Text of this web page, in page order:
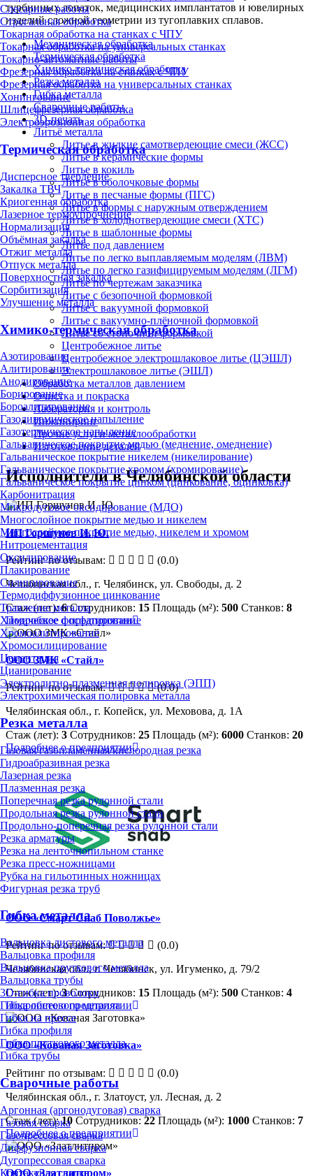
Слесарные работы
Строгальная обработка
Токарная обработка на станках с ЧПУ
Токарная обработка на универсальных станках
Токарно-автоматные работы
Фрезерная обработка на станках с ЧПУ
Фрезерная обработка на универсальных станках
Хонингование
Шлицефрезерная обработка
Электроэрозионная обработка
Термическая обработка
Дисперсное твердение
Закалка ТВЧ
Криогенная обработка
Лазерное термоупрочнение
Нормализация
Объёмная закалка
Отжиг металла
Отпуск металла
Поверхностная закалка
Сорбитизация
Улучшение металла
Химико-термическая обработка
Азотирование
Алитирование
Анодирование
Борирование
Бороалитирование
Газодинамическое напыление
Газотермическое напыление
Гальваническое покрытие медью (меднение, омеднение)
Гальваническое покрытие никелем (никелирование)
Гальваническое покрытие хромом (хромирование)
Гальваническое покрытие цинком (цинкование, оцинковка)
Карбонитрация
Микродуговое оксидирование (МДО)
Многослойное покрытие медью и никелем
Многослойное покрытие медью, никелем и хромом
Нитроцементация
Оксидирование
Плакирование
Силицирование
Термодиффузионное цинкование
Травление металла
Химическое фосфатирование
Хромоалитирование
Хромосилицирование
Цементация
Цианирование
Электролитно-плазменная полировка (ЭПП)
Электрохимическая полировка металла
Резка металла
Газовая/газопламенная/кислородная резка
Гидроабразивная резка
Лазерная резка
Плазменная резка
Поперечная резка рулонной стали
Продольная резка рулонной стали
Продольно-поперечная резка рулонной стали
Резка арматуры
Резка на ленточнопильном станке
Резка пресс-ножницами
Рубка на гильотинных ножницах
Фигурная резка труб
Гибка металла
Вальцовка листового металла
Вальцовка профиля
Вальцовка пруткового металла
Вальцовка трубы
3D-гибка проволоки
Гибка листового металла
Гибка на прессе
Гибка профиля
Гибка пруткового металла
Гибка трубы
Сварочные работы
Аргонная (аргонодуговая) сварка
Газовая сварка
Газопрессовая сварка
Диффузионная сварка
Дугопрессовая сварка
Контактная сварка
турбинных лопаток, медицинских имплантатов и ювелирных
изделий сложной геометрии из тугоплавких сплавов.
Механическая обработка
Термическая обработка
Химико-термическая обработка
Резка металла
Гибка металла
Сварочные работы
3D-печать
Литьё металла
Литье в жидкие самотвердеющие смеси (ЖСС)
Литье в керамические формы
Литье в кокиль
Литье в оболочковые формы
Литье в песчаные формы (ПГС)
Литье в формы с наружным отверждением
Литье в холоднотвердеющие смеси (ХТС)
Литье в шаблонные формы
Литье под давлением
Литье по легко выплавляемым моделям (ЛВМ)
Литье по легко газифицируемым моделям (ЛГМ)
Литье по чертежам заказчика
Литье с безопочной формовкой
Литье с вакуумной формовкой
Литье с вакуумно-плёночной формовкой
Литье со стопочной формовкой
Центробежное литье
Центробежное электрошлаковое литье (ЦЭШЛ)
Электрошлаковое литье (ЭШЛ)
Обработка металлов давлением
Очистка и покраска
Лаборатория и контроль
Инжиниринг
Прочие услуги металлообработки
Изготовление деталей
Исполнители в Челябинской области
ИП Горшунов И. Ю.
Рейтинг по отзывам:
(0.0)
Челябинская обл., г. Челябинск, ул. Свободы, д. 2
Стаж (лет):6 Сотрудников: 15 Площадь (м²): 500 Станков: 8
Подробнее о предприятии
ООО ЗМК «Стайл»
Рейтинг по отзывам:
(0.0)
Челябинская обл., г. Копейск, ул. Меховова, д. 1А
Стаж (лет): 3 Сотрудников: 25 Площадь (м²): 6000 Станков: 20
Подробнее о предприятии
ООО «Смарт Снаб Поволжье»
Рейтинг по отзывам:
(0.0)
Челябинская обл., г. Челябинск, ул. Игуменко, д. 79/2
Стаж (лет):3 Сотрудников: 15 Площадь (м²): 500 Станков: 4
Подробнее о предприятии
ООО «Кованая Заготовка»
Рейтинг по отзывам:
(0.0)
Челябинская обл., г. Златоуст, ул. Лесная, д. 2
Стаж (лет):10 Сотрудников: 22 Площадь (м²): 1000 Станков: 7
Подробнее о предприятии
ООО «Златлитпром»